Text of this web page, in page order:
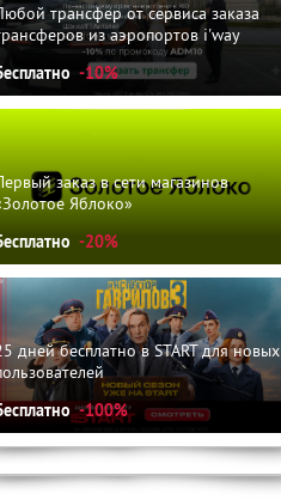
трансфер от сервиса заказа
из аэропортов i'way
-10%
заказ в сети магазинов
Яблоко»
-20%
дней бесплатно в START для новых
-100%